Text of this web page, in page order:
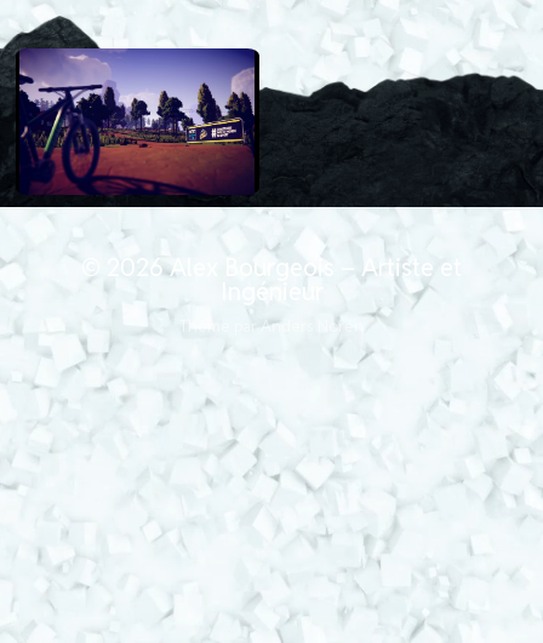
© 2026Alex Bourgeois – Artiste et
Ingénieur
Thème par Anders Norén